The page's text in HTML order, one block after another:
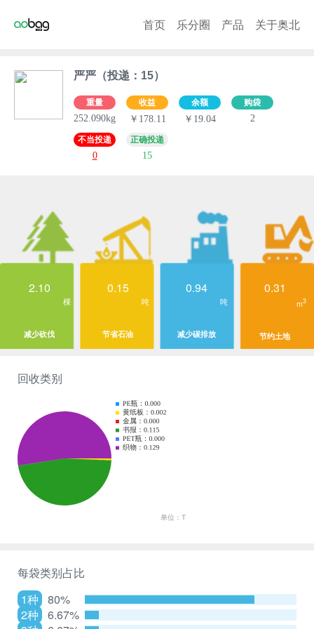
首页 乐分圈 产品 关于奥北
严严（投递：15）
重量
252.090kg
收益
￥178.11
余额
￥19.04
购袋
2
不当投递
0
正确投递
15
2.10
棵
减少砍伐
0.15
吨
节省石油
0.94
吨
减少碳排放
0.31
m3
节约土地
回收类别
每袋类别占比
1种
80%
2种
6.67%